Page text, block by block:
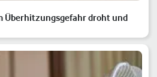
Überhitzungsgefahr droht und